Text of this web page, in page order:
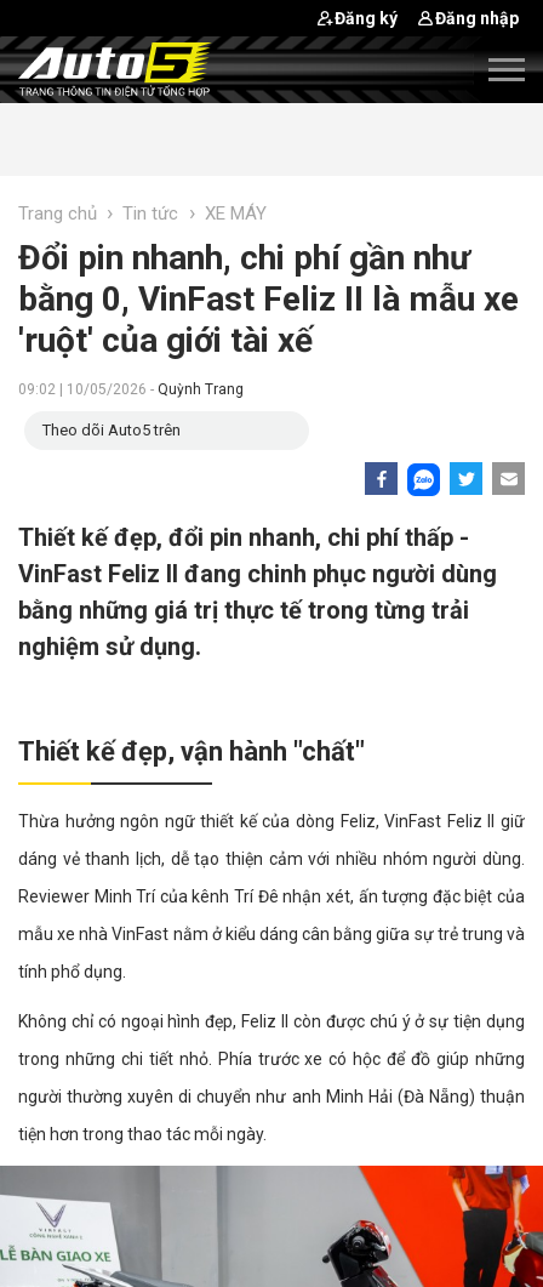
Đăng ký Đăng nhập
Trang chủ › Tin tức › XE MÁY
Đổi pin nhanh, chi phí gần như
bằng 0, VinFast Feliz II là mẫu xe
'ruột' của giới tài xế
09:02 | 10/05/2026 - Quỳnh Trang
Theo dõi Auto5 trên
Thiết kế đẹp, đổi pin nhanh, chi phí thấp -
VinFast Feliz II đang chinh phục người dùng
bằng những giá trị thực tế trong từng trải
nghiệm sử dụng.
Thiết kế đẹp, vận hành "chất"
Thừa hưởng ngôn ngữ thiết kế của dòng Feliz, VinFast Feliz II giữ
dáng vẻ thanh lịch, dễ tạo thiện cảm với nhiều nhóm người dùng.
Reviewer Minh Trí của kênh Trí Đê nhận xét, ấn tượng đặc biệt của
mẫu xe nhà VinFast nằm ở kiểu dáng cân bằng giữa sự trẻ trung và
tính phổ dụng.
Không chỉ có ngoại hình đẹp, Feliz II còn được chú ý ở sự tiện dụng
trong những chi tiết nhỏ. Phía trước xe có hộc để đồ giúp những
người thường xuyên di chuyển như anh Minh Hải (Đà Nẵng) thuận
tiện hơn trong thao tác mỗi ngày.